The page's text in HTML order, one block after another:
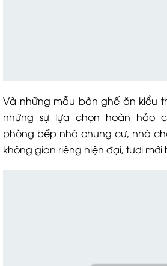
Và những mẫu bàn ghế ăn kiểu
những sự lựa chọn hoàn hảo
phòng bếp nhà chung cư, nhà
không gian riêng hiện đại, tươi mới